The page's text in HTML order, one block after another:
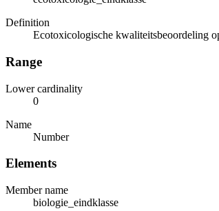
Definition
Ecotoxicologische kwaliteitsbeoordeling
Range
Lower cardinality
0
Name
Number
Elements
Member name
biologie_eindklasse